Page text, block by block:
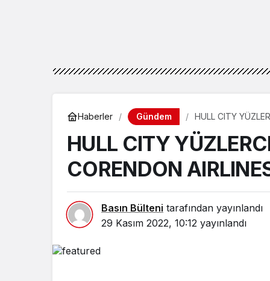
Haberler Gündem
HULL CITY YÜZLERCE
HULL CITY
CORENDON
Basın Bülteni tarafından yayınlandı
29 Kasım 2022, 10:12 yayınlandı